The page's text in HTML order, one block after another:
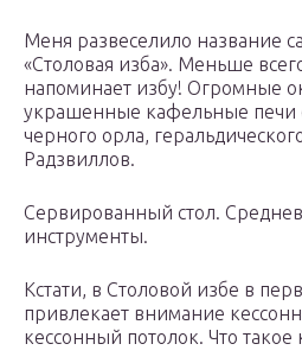
Меня развеселило название
«Столовая изба». Меньше
напоминает избу! Огромные
украшенные кафельные печи
черного орла,
Радзвиллов.
Сервированный стол.
инструменты.
Кстати, в Столовой избе в
привлекает внимание
кессонный потолок. Что